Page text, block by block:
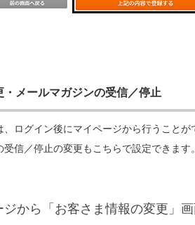
・メールマガジンの受信／停止
ログイン後にマイページから行うことが
信／停止の変更もこちらで設定できます。
から「お客さま情報の変更」画